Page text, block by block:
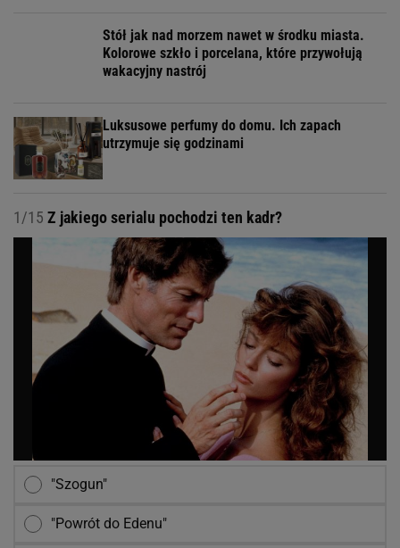
Stół jak nad morzem nawet w środku miasta.
Kolorowe szkło i porcelana, które przywołują
wakacyjny nastrój
Luksusowe perfumy do domu. Ich zapach
utrzymuje się godzinami
1/15 Z jakiego serialu pochodzi ten kadr?
"Szogun"
"Powrót do Edenu"